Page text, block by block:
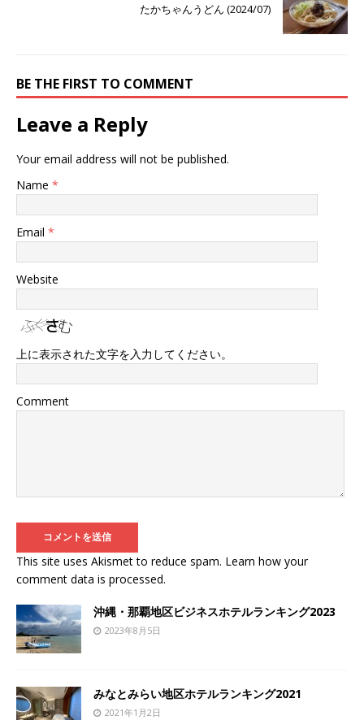
たかちゃんうどん (2024/07)
BE THE FIRST TO COMMENT
Leave a Reply
Your email address will not be published.
Name *
Email *
Website
上に表示された文字を入力してください。
Comment
This site uses Akismet to reduce spam. Learn how your
comment data is processed.
沖縄・那覇地区ビジネスホテルランキング2023
2023年8月5日
みなとみらい地区ホテルランキング2021
2021年1月2日